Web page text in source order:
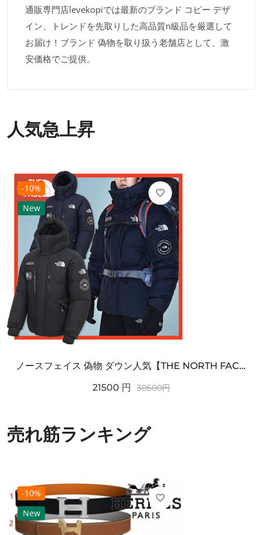
通販専門店levekopiでは最新のブランド コピー デザ
イン、トレンドを先取りした高品質n級品を厳選して
お届け！ブランド 偽物を取り扱う老舗店として、激
安価格でご提供。
人気急上昇
-10%
New
ノースフェイス 偽物 ダウン人気【THE NORTH FACE】M'S 7 SUMMIT HIM...
21500 円 30500円
売れ筋ランキング
-10%
New